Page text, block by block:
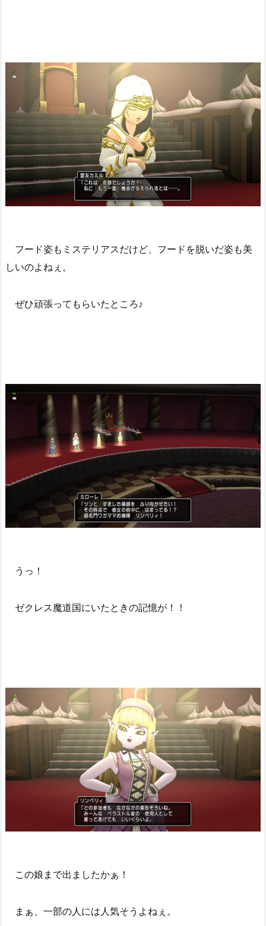
フード姿もミステリアスだけど、フードを脱いだ姿も美
しいのよねぇ。
ぜひ頑張ってもらいたところ♪
うっ！
ゼクレス魔道国にいたときの記憶が！！
この娘まで出ましたかぁ！
まぁ、一部の人には人気そうよねぇ。